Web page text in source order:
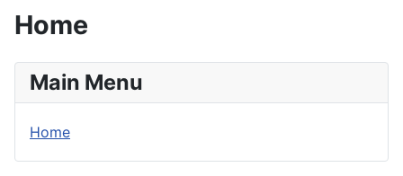
Home
Main Menu
Home